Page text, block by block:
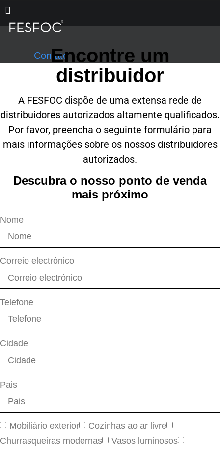
Pular
para
conteúdoContatoEncontre um
distribuidor
A FESFOC dispõe de uma extensa rede de
distribuidores autorizados altamente qualificados.
Por favor, preencha o seguinte formulário para
mais informações sobre os nossos distribuidores
autorizados.
Descubra o nosso ponto de venda
mais próximo
Nome
Correio electrónico
Telefone
Cidade
Pais
Mobiliário exterior
Cozinhas ao ar livre
Churrasqueiras modernas
Vasos luminosos